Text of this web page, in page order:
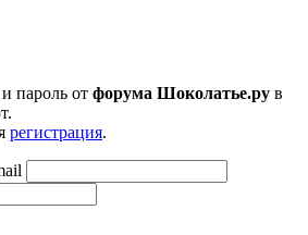
от форума Шоколатье.ру в
регистрация.